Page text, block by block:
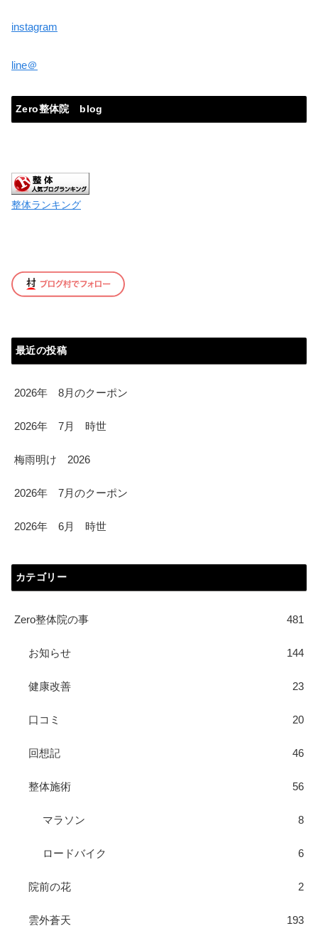
instagram
line＠
Zero整体院 blog
整体ランキング
最近の投稿
2026年 8月のクーポン
2026年 7月 時世
梅雨明け 2026
2026年 7月のクーポン
2026年 6月 時世
カテゴリー
Zero整体院の事 481
お知らせ 144
健康改善 23
口コミ 20
回想記 46
整体施術 56
マラソン 8
ロードバイク 6
院前の花 2
雲外蒼天 193